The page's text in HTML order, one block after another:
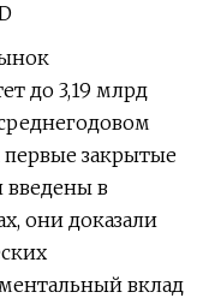
до 3,19 млрд
первые закрытые
в
они доказали
вклад